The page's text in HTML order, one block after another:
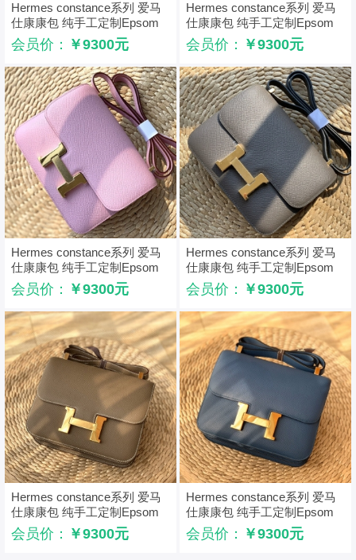
Hermes constance系列 爱马
仕康康包 纯手工定制Epsom
小牛皮 琥珀黄
会员价： ￥9300元
Hermes constance系列 爱马
仕康康包 纯手工定制Epsom
小牛皮 沥青灰
会员价： ￥9300元
Hermes constance系列 爱马
仕康康包 纯手工定制Epsom
小牛皮 紫色
会员价： ￥9300元
Hermes constance系列 爱马
仕康康包 纯手工定制Epsom
小牛皮 锡器灰
会员价： ￥9300元
Hermes constance系列 爱马
仕康康包 纯手工定制Epsom
小牛皮 大象灰
会员价： ￥9300元
Hermes constance系列 爱马
仕康康包 纯手工定制Epsom
小牛皮 玛瑙蓝金扣
会员价： ￥9300元